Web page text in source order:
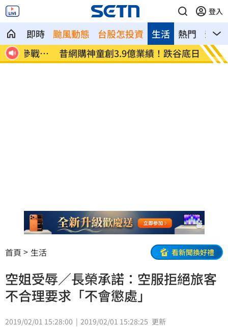
登入
即時 颱風動態 台股怎投資 熱門 影音
生活
苦
昔網購神童創3.9億業績！跌谷底日領700
元
苦茶
導
首頁 生活 看新聞換好禮
空姐受辱／長榮承諾：空服拒絕旅客
不合理要求「不會懲處」
2019/02/01 15:28:00 2019/02/01 15:28:25 更新